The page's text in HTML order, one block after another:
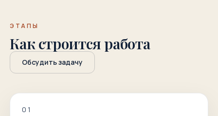
ЭТАПЫ
Как строится работа
Обсудить задачу
01